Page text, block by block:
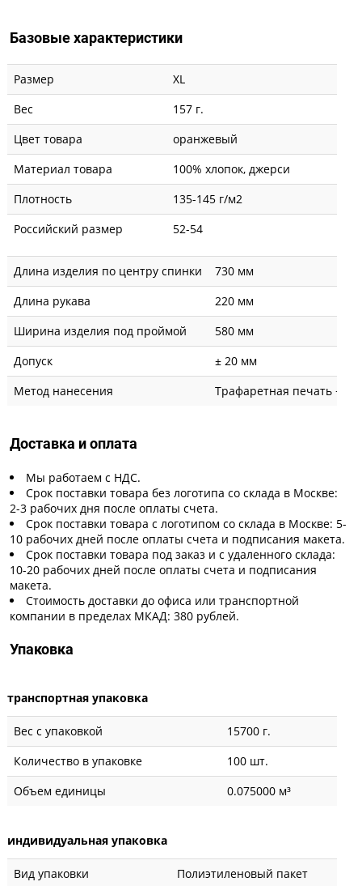
Базовые характеристики
Размер
XL
Вес
157 г.
Цвет товара
оранжевый
Материал товара
100% хлопок, джерси
Плотность
135-145 г/м2
Российский размер
52-54
Длина изделия по центру спинки
730 мм
Длина рукава
220 мм
Ширина изделия под проймой
580 мм
Допуск
± 20 мм
Метод нанесения
Трафаретная печать +
Доставка и оплата
Мы работаем с НДС.
Срок поставки товара без логотипа со склада в Москве:
2-3 рабочих дня после оплаты счета.
Срок поставки товара с логотипом со склада в Москве: 5-
10 рабочих дней после оплаты счета и подписания макета.
Срок поставки товара под заказ и с удаленного склада:
10-20 рабочих дней после оплаты счета и подписания
макета.
Стоимость доставки до офиса или транспортной
компании в пределах МКАД: 380 рублей.
Упаковка
транспортная упаковка
Вес с упаковкой
15700 г.
Количество в упаковке
100 шт.
Объем единицы
0.075000 м³
индивидуальная упаковка
Вид упаковки
Полиэтиленовый пакет